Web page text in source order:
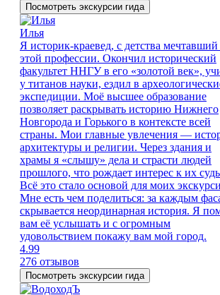
Посмотреть экскурсии гида
Илья
Я историк-краевед, с детства
этой профессии. Окончил исторический
факультет ННГУ в его «золотой век»,
у титанов науки, ездил в
экспедиции. Моё высшее образование
позволяет раскрывать историю Нижнего
Новгорода и Горького в контексте всей
страны. Мои главные увлечения —
архитектуры и религии. Через здания и
храмы я «слышу» дела и страсти людей
прошлого, что рождает интерес к их
Всё это стало основой для моих
Мне есть чем поделиться: за каждым
скрывается неординарная история. Я
вам её услышать и с огромным
удовольствием покажу вам мой город.
4.99
276 отзывов
Посмотреть экскурсии гида